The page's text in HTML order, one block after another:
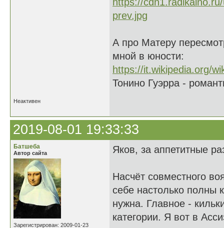
А про Матеру
мной в юности:
https://it.wikipedia.org/
Тонино Гуэрра -
Неактивен
2019-08-01 19:33:33
Батшеба
Автор сайта
Зарегистрирован: 2009-01-23
Яков, за аппетитные
Насчёт совместного
себе настолько полны
нужна. Главное -
категории. Я вот в